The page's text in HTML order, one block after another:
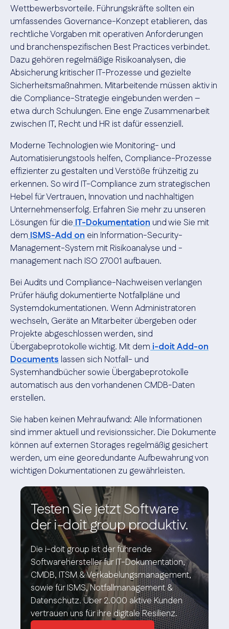
Wettbewerbsvorteile. Führungskräfte sollten ein
umfassendes Governance-Konzept etablieren, das
rechtliche Vorgaben mit operativen Anforderungen
und branchenspezifischen Best Practices verbindet.
Dazu gehören regelmäßige Risikoanalysen, die
Absicherung kritischer IT-Prozesse und gezielte
Sicherheitsmaßnahmen. Mitarbeitende müssen aktiv in
die Compliance-Strategie eingebunden werden –
etwa durch Schulungen. Eine enge Zusammenarbeit
zwischen IT, Recht und HR ist dafür essenziell.
Moderne Technologien wie Monitoring- und
Automatisierungstools helfen, Compliance-Prozesse
effizienter zu gestalten und Verstöße frühzeitig zu
erkennen. So wird IT-Compliance zum strategischen
Hebel für Vertrauen, Innovation und nachhaltigen
Unternehmenserfolg. Erfahren Sie mehr zu unseren
Lösungen für die IT-Dokumentation und wie Sie mit
dem ISMS-Add on ein Information-Security-
Management-System mit Risikoanalyse und -
management nach ISO 27001 aufbauen.
Bei Audits und Compliance-Nachweisen verlangen
Prüfer häufig dokumentierte Notfallpläne und
Systemdokumentationen. Wenn Administratoren
wechseln, Geräte an Mitarbeiter übergeben oder
Projekte abgeschlossen werden, sind
Übergabeprotokolle wichtig. Mit dem i-doit Add-on
Documents lassen sich Notfall- und
Systemhandbücher sowie Übergabeprotokolle
automatisch aus den vorhandenen CMDB-Daten
erstellen.
Sie haben keinen Mehraufwand: Alle Informationen
sind immer aktuell und revisionssicher. Die Dokumente
können auf externen Storages regelmäßig gesichert
werden, um eine georedundante Aufbewahrung von
wichtigen Dokumentationen zu gewährleisten.
Testen Sie jetzt Software
der i-doit group produktiv.
Die i-doit group ist der führende
Softwarehersteller für IT-Dokumentation,
CMDB, ITSM & Verkabelungsmanagement,
sowie für ISMS, Notfallmanagement &
Datenschutz. Über 2.000 aktive Kunden
vertrauen uns für ihre digitale Resilienz.